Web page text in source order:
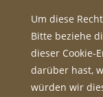
Um diese
Bitte beziehe
dieser Cookie-
darüber hast,
würden wir